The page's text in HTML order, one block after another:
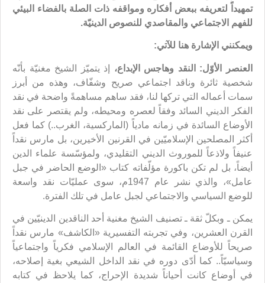
تمهيداً لتعريفه ببعض أفكاره ومواقفه ذات الصلة بالفضاء البيئي
للفهم الاجتماعي والمقاصدي للنصوص الدينيّة.
ويمكنني الإشارة هنا للآتي:
العنصر الأوّل: النقد وهاجس الإبداع، إذ يتميّز الشيخ مغنيّة بأنّه
شخصية ثائرة وناقد اجتماعي صريح وشفّاف، وهذه من أبرز
سمات أعماله التي تركها لنا، فقد ساهم مساهمةً واضحة في نقد
الفكر الديني السائد وفقاً لعصره ومحيطه، ولم يقتصر على نقد
الأوضاع السائدة في زمانه مادياً (الماركسية، الغرب..) كما فعل
أكثر المصلحين الإسلاميّين في القرنين الأخيرين، بل مارس نقداً
عنيفاً ولاذعاً للموروث الديني التقليدي، ولمؤسّسة علماء الدين
أيضاً، بل لم تكن باكورة مؤلّفاته كتاب «الوضع الحاضر في جبل
عامل»، والذي نشر عام 1947م، سوى عمليّات نقد واسعة
للوضع السياسي والاجتماعي لجبل عامل في تلك الفترة.
يمكن ـ وبكلّ ثقة ـ تصنيف الشيخ مغنية أحد الناقدين الدينيّين في
القرن العشرين، وفي تجربته التفسيرية «الكاشف» مارس نقداً
صريحاً للأوضاع القائمة في العالم الإسلامي فكرياً واجتماعياً
وسياسيّاً.. كما أدّى دوره في نقد الداخل الشيعي بغية إصلاحه،
في أوضاع كانت أحياناً شديدة الإحراج، كما يلاحظ في كتابه